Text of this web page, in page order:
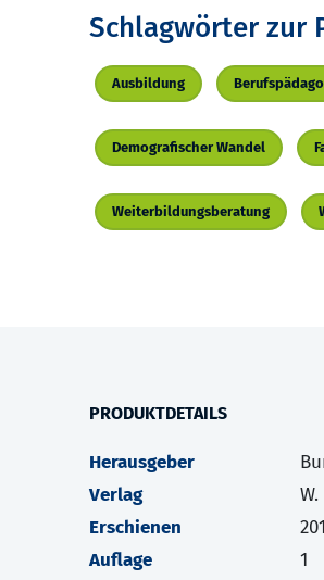
Schlagwörter zur
Ausbildung
Demografischer Wandel
Weiterbildungsberatung
PRODUKTDETAILS
Herausgeber
Verlag
Erschienen
Auflage
1